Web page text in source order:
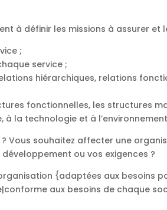
à définir les missions à assurer et
;
service ;
hiérarchiques, relations
fonctionnelles, les structures
la technologie et à
Vous souhaitez affecter une
ou vos exigences ?
{adaptées aux besoins
aux besoins de chaque